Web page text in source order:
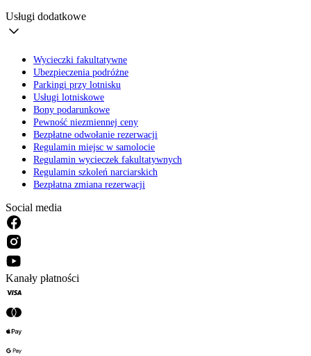
Usługi dodatkowe
Wycieczki fakultatywne
Ubezpieczenia podróżne
Parkingi przy lotnisku
Usługi lotniskowe
Bony podarunkowe
Pewność niezmiennej ceny
Bezpłatne odwołanie rezerwacji
Regulamin miejsc w samolocie
Regulamin wycieczek fakultatywnych
Regulamin szkoleń narciarskich
Bezpłatna zmiana rezerwacji
Social media
Kanały płatności